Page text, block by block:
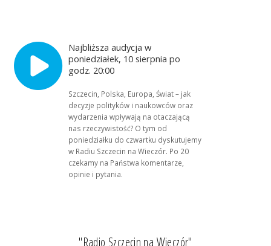
Najbliższa audycja w
poniedziałek, 10 sierpnia po
godz. 20:00
Szczecin, Polska, Europa, Świat – jak
decyzje polityków i naukowców oraz
wydarzenia wpływają na otaczającą
nas rzeczywistość? O tym od
poniedziałku do czwartku dyskutujemy
w Radiu Szczecin na Wieczór. Po 20
czekamy na Państwa komentarze,
opinie i pytania.
"Radio Szczecin na Wieczór"